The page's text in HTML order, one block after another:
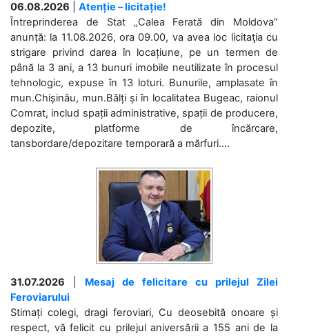
06.08.2026
Atenție – licitație!
Întreprinderea de Stat „Calea Ferată din Moldova”
anunță: la 11.08.2026, ora 09.00, va avea loc licitaţia cu
strigare privind darea în locațiune, pe un termen de
până la 3 ani, a 13 bunuri imobile neutilizate în procesul
tehnologic, expuse în 13 loturi. Bunurile, amplasate în
mun.Chișinău, mun.Bălți și în localitatea Bugeac, raionul
Comrat, includ spații administrative, spații de producere,
depozite, platforme de încărcare,
tansbordare/depozitare temporară a mărfuri....
31.07.2026
Mesaj de felicitare cu prilejul Zilei
Feroviarului
Stimați colegi, dragi feroviari, Cu deosebită onoare și
respect, vă felicit cu prilejul aniversării a 155 ani de la